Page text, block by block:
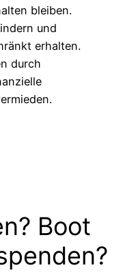
bleiben.
und
erhalten.
durch
Boot